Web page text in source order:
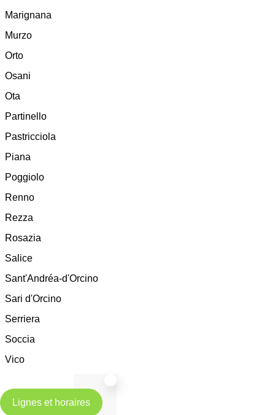
Marignana
Murzo
Orto
Osani
Ota
Partinello
Pastricciola
Piana
Poggiolo
Renno
Rezza
Rosazia
Salice
Sant'Andréa-d'Orcino
Sari d'Orcino
Serriera
Soccia
Vico
Lignes et horaires